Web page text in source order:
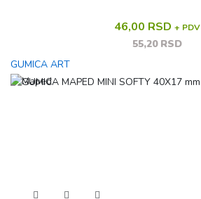
46,00 RSD + PDV
55,20 RSD
GUMICA ART